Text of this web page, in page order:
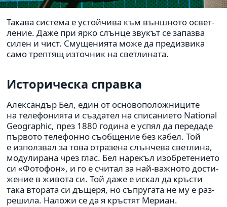
Такава система е устой­чива към външ­ното освет­
ле­ние. Даже при ярко слънце звукът се запазва
силен и чист. Смущени­ята може да пре­диз­вика
само треп­тящ източ­ник на свет­ли­ната.
Истори­ческа справка
Александър Бел, един от осно­во­по­лож­ни­ците
на теле­фо­ни­ята и съз­да­тел на спи­са­ни­ето National
Geographic, през 1880 година е успял да пере­даде
пър­вото теле­фонно съоб­ще­ние без кабел. Той
е използ­вал за това отра­зена слън­чева свет­лина,
моду­ли­рана чрез глас. Бел нарекъл изоб­ре­те­ни­ето
си «Фотофон», и го е считал за най-важ­ното дости­
же­ние в живота си. Той даже е искал да кръсти
така вто­рата си дъщеря, но съпру­гата не му е раз­
ре­шила. Наложи се да я кръ­стят Мериан.